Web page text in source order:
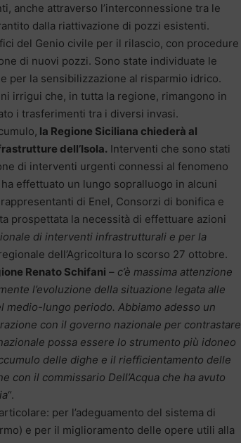
anche attraverso l’interconnessione tra le
dalla riattivazione di pozzi esistenti.
del Genio civile per il rilascio, con procedure
di nuovi pozzi. Sono state individuate le
per la sensibilizzazione al risparmio idrico.
irrigui che, in tutta la regione, rimangono in
i trasferimenti tra i diversi invasi.
la Regione Siciliana chiederà al
dell’Isola. Interventi che sono stati
di interventi urgenti connessi al fenomeno
effettuato un lungo sopralluogo in alcuni
di Enel, Consorzi di bonifica e
prospettata la necessità di effettuare azioni
di interventi infrastrutturali e per la
dell’Agricoltura lo scorso 27 ottobre.
Renato Schifani – c’è massima attenzione
l’evoluzione della situazione legata alle
lungo periodo. Abbiamo adesso un
con il governo nazionale per contrastare
possa essere lo strumento più idoneo
delle dighe e il riefficientamento delle
con il commissario Dell’Acqua che ha avuto
“.
per l’adeguamento del sistema di
e per il miglioramento delle opere utili alla